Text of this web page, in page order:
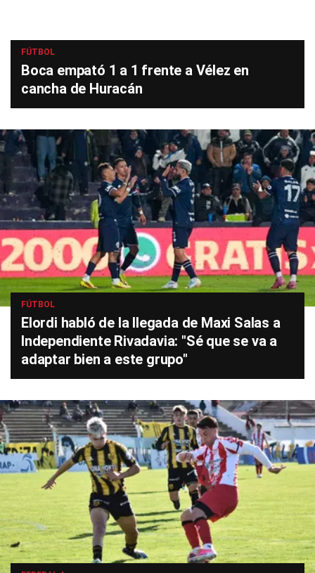
FÚTBOL
Boca empató 1 a 1 frente a Vélez en
cancha de Huracán
FÚTBOL
Elordi habló de la llegada de Maxi Salas a
Independiente Rivadavia: "Sé que se va a
adaptar bien a este grupo"